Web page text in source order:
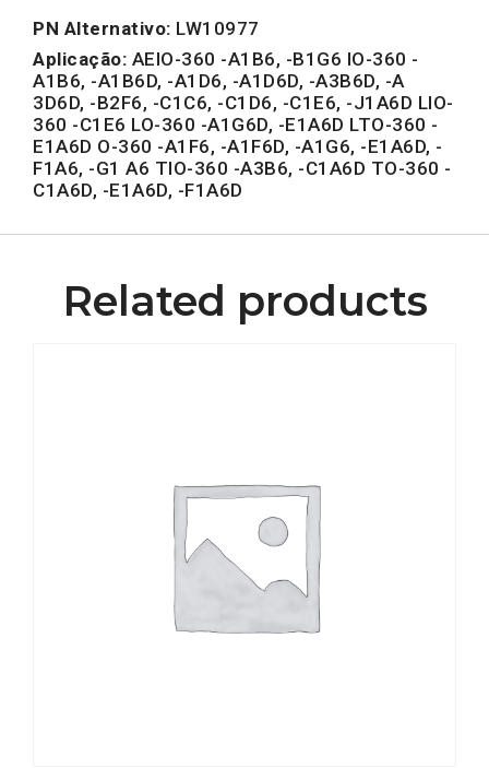
PN Alternativo: LW10977
Aplicação: AEIO-360 -A1B6, -B1G6 IO-360 -
A1B6, -A1B6D, -A1D6, -A1D6D, -A3B6D, -A
3D6D, -B2F6, -C1C6, -C1D6, -C1E6, -J1A6D LIO-
360 -C1E6 LO-360 -A1G6D, -E1A6D LTO-360 -
E1A6D O-360 -A1F6, -A1F6D, -A1G6, -E1A6D, -
F1A6, -G1 A6 TIO-360 -A3B6, -C1A6D TO-360 -
C1A6D, -E1A6D, -F1A6D
Related products